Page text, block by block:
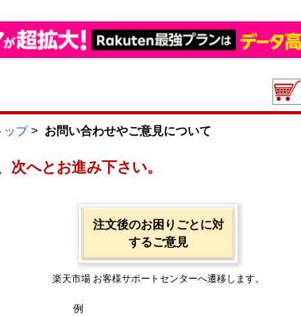
ップ> お問い合わせやご意見について
次へとお進み下さい。
注文後のお困りごとに対
するご意見
楽天市場 お客様サポートセンターへ遷移します。
例